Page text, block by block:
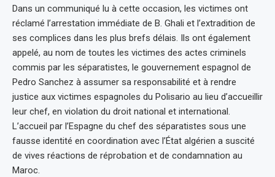
Dans un communiqué lu à cette occasion, les victimes ont
réclamé l’arrestation immédiate de B. Ghali et l’extradition de
ses complices dans les plus brefs délais. Ils ont également
appelé, au nom de toutes les victimes des actes criminels
commis par les séparatistes, le gouvernement espagnol de
Pedro Sanchez à assumer sa responsabilité et à rendre
justice aux victimes espagnoles du Polisario au lieu d’accueillir
leur chef, en violation du droit national et international.
L’accueil par l’Espagne du chef des séparatistes sous une
fausse identité en coordination avec l’État algérien a suscité
de vives réactions de réprobation et de condamnation au
Maroc.